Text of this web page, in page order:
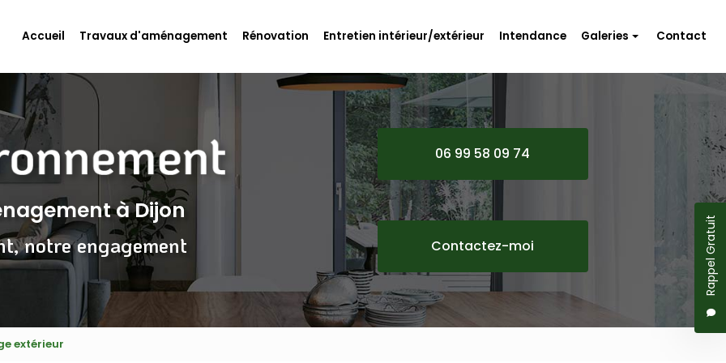
Rappel Gratuit
Accueil Travaux d'aménagement Rénovation Entretien intérieur/extérieur Intendance Galeries
Entretien intérieur/extérieur
Intendance
Contact
à Dijon
notre engagement
06 99 58 09 74
Contactez-moi
extérieur